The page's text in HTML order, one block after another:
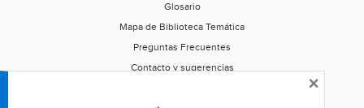
Glosario
Mapa de Biblioteca Temática
Preguntas Frecuentes
Contacto y sugerencias
×